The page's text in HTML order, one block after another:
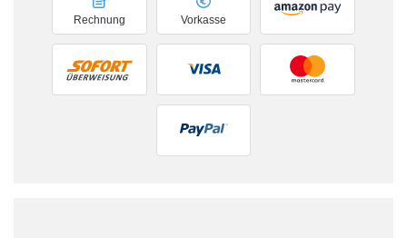
Vorkasse
Rechnung